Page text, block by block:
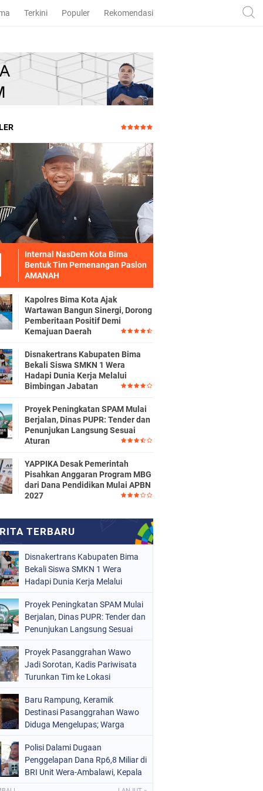
Terkini Populer Rekomendasi
Internal NasDem Kota Bima
Bentuk Tim Pemenangan Paslon
AMANAH
Kapolres Bima Kota Ajak
Wartawan Bangun Sinergi, Dorong
Pemberitaan Positif Demi
Kemajuan Daerah
Disnakertrans Kabupaten Bima
Bekali Siswa SMKN 1 Wera
Hadapi Dunia Kerja Melalui
Bimbingan Jabatan
Proyek Peningkatan SPAM Mulai
Berjalan, Dinas PUPR: Tender dan
Penunjukan Langsung Sesuai
Aturan
YAPPIKA Desak Pemerintah
Pisahkan Anggaran Program MBG
dari Dana Pendidikan Mulai APBN
2027
Disnakertrans Kabupaten Bima
Bekali Siswa SMKN 1 Wera
Hadapi Dunia Kerja Melalui
Proyek Peningkatan SPAM Mulai
Berjalan, Dinas PUPR: Tender dan
Penunjukan Langsung Sesuai
Proyek Pasanggrahan Wawo
Jadi Sorotan, Kadis Pariwisata
Turunkan Tim ke Lokasi
Baru Rampung, Keramik
Destinasi Pasanggrahan Wawo
Diduga Mengelupas; Warga
Juta
Polisi Dalami Dugaan
Penggelapan Dana Rp6,8 Miliar di
BRI Unit Wera-Ambalawi, Kepala